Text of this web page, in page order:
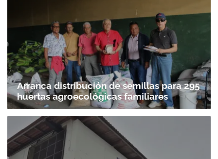
Arranca distribución de semillas para 295
huertas agroecológicas familiares